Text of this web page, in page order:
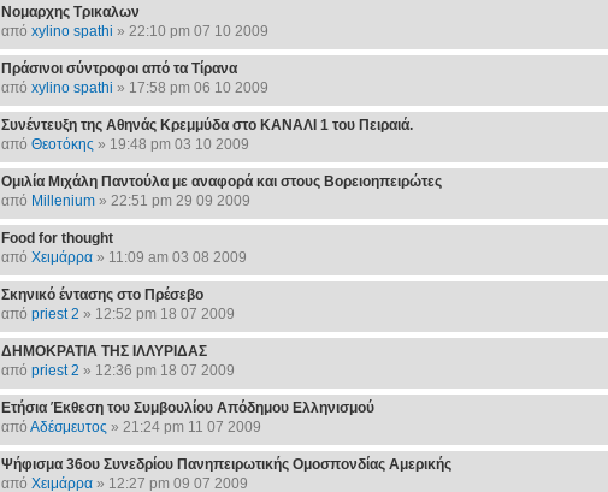
Νομαρχης Τρικαλων
από xylino spathi » 22:10 pm 07 10 2009
Πράσινοι σύντροφοι από τα Τίρανα
από xylino spathi » 17:58 pm 06 10 2009
Συνέντευξη της Αθηνάς Κρεμμύδα στο ΚΑΝΑΛΙ 1 του Πειραιά.
από Θεοτόκης » 19:48 pm 03 10 2009
Ομιλία Μιχάλη Παντούλα με αναφορά και στους Βορειοηπειρώτες
από Millenium» 22:51 pm 29 09 2009
Food for thought
από Χειμάρρα» 11:09 am 03 08 2009
Σκηνικό έντασης στο Πρέσεβο
από priest 2 » 12:52 pm 18 07 2009
ΔΗΜΟΚΡΑΤΙΑ ΤΗΣ ΙΛΛΥΡΙΔΑΣ
από priest 2 » 12:36 pm 18 07 2009
Ετήσια Έκθεση του Συμβουλίου Απόδημου Ελληνισμού
από Αδέσμευτος » 21:24 pm 11 07 2009
Ψήφισμα 36ου Συνεδρίου Πανηπειρωτικής Ομοσπονδίας Αμερικής
από Χειμάρρα» 12:27 pm 09 07 2009